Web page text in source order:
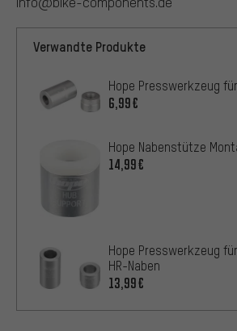
Verwandte Produkte
Hope Presswerkzeug
6,99€
Hope Nabenstütze
14,99€
Hope Presswerkzeug
HR-Naben
13,99€